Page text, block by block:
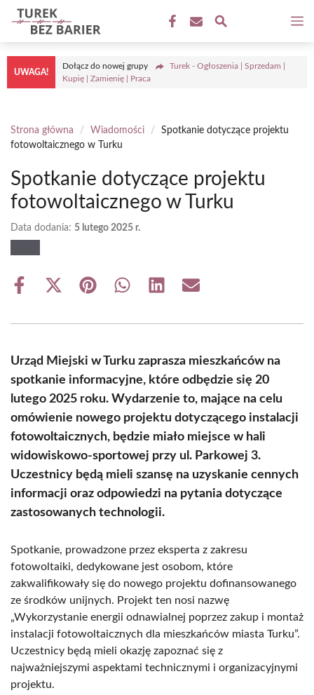
Przejdź
do
treści
UWAGA!
Dołącz do nowej grupy
Turek - Ogłoszenia | Sprzedam |
Kupię | Zamienię | Praca
Strona główna / Wiadomości /
Spotkanie dotyczące projektu
fotowoltaicznego w Turku
Spotkanie dotyczące projektu
fotowoltaicznego w Turku
Data dodania: 5 lutego 2025 r.
Share
Share
(Twitter)
Share Share Share Share
Urząd Miejski w Turku zaprasza mieszkańców na
spotkanie informacyjne, które odbędzie się 20
lutego 2025 roku. Wydarzenie to, mające na celu
omówienie nowego projektu dotyczącego instalacji
fotowoltaicznych, będzie miało miejsce w hali
widowiskowo-sportowej przy ul. Parkowej 3.
Uczestnicy będą mieli szansę na uzyskanie cennych
informacji oraz odpowiedzi na pytania dotyczące
zastosowanych technologii.
Spotkanie, prowadzone przez eksperta z zakresu
fotowoltaiki, dedykowane jest osobom, które
zakwalifikowały się do nowego projektu dofinansowanego
ze środków unijnych. Projekt ten nosi nazwę
„Wykorzystanie energii odnawialnej poprzez zakup i montaż
instalacji fotowoltaicznych dla mieszkańców miasta Turku”.
Uczestnicy będą mieli okazję zapoznać się z
najważniejszymi aspektami technicznymi i organizacyjnymi
projektu.